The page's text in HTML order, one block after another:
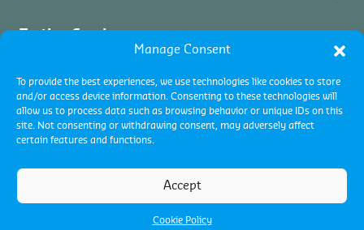
Manage Consent
To provide the best experiences, we use technologies like cookies to store
and/or access device information. Consenting to these technologies will
allow us to process data such as browsing behavior or unique IDs on this
site. Not consenting or withdrawing consent, may adversely affect
certain features and functions.
Accept
Cookie Policy
Industri
Layanan Pengujian
Layanan Inspeksi
Inspeksi Komoditas
Draft survey
Weight and quality determination
Testing Services
Layanan Pengujian
Fuel testing
Feed testing
Inspection Services
Layanan Inspeksi
Inspeksi Komoditas
Collateral management
Certification Services
Ketentuan Penggunaan